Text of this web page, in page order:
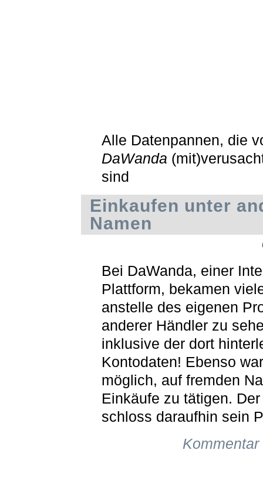
Alle Datenpannen, die
DaWanda
sind
Einkaufen unter
Namen
Bei DaWanda, einer
Plattform, bekamen
anstelle des eigenen
anderer Händler zu
inklusive der dort
Kontodaten! Ebenso
möglich, auf fremden
Einkäufe zu tätigen.
schloss daraufhin sein